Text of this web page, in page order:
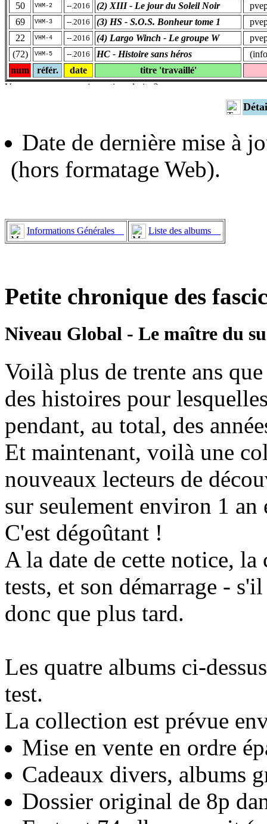
50
VHM-2 --.2016 (2) XIII - Le jour du Soleil Noir
69
VHM-3 --.2016 (3) HS - S.O.S. Bonheur tome 1
22
VHM-4 --.2016 (4) Largo Winch - Le groupe W
(72)
VHM-5 --.2016 HC - Histoire sans héros
num
référ. date titre 'travaillé'
Date de dernière mise à
(hors formatage Web).
Informations Générales Liste des albums
Petite chronique des
Niveau Global - Le maître du
Voilà plus de trente ans
des histoires pour
pendant, au total, des
Et maintenant, voilà une
nouveaux lecteurs de
sur seulement environ 1 an
C'est dégoûtant !
A la date de cette notice, la
tests, et son démarrage -
donc que plus tard.
Les quatre albums ci-
test.
La collection est prévue
Mise en vente en ordre
Cadeaux divers, albums
Dossier original de 8p